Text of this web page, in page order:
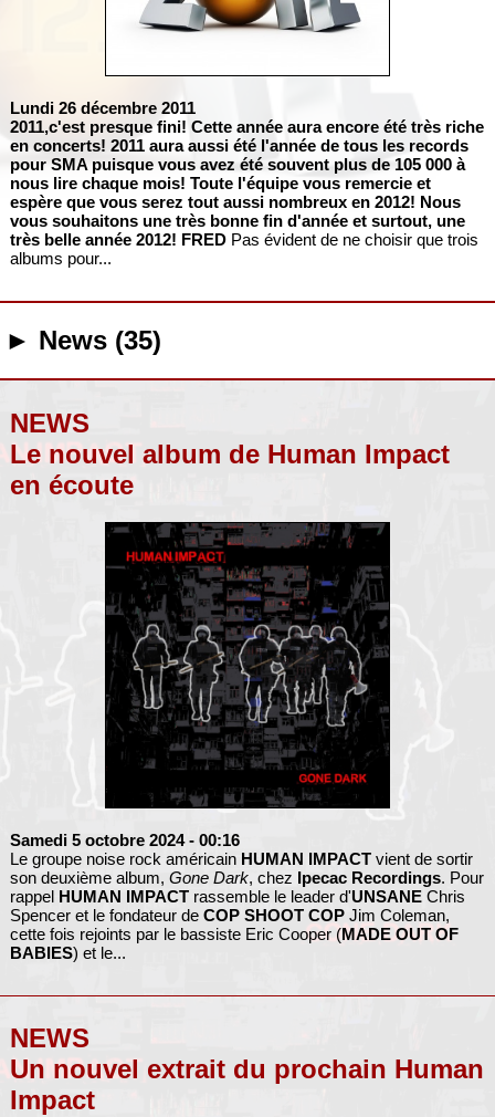
Lundi 26 décembre 2011
2011,c'est presque fini! Cette année aura encore été très riche
en concerts! 2011 aura aussi été l'année de tous les records
pour SMA puisque vous avez été souvent plus de 105 000 à
nous lire chaque mois! Toute l'équipe vous remercie et
espère que vous serez tout aussi nombreux en 2012! Nous
vous souhaitons une très bonne fin d'année et surtout, une
très belle année 2012! FREDPas évident de ne choisir que trois
albums pour...
► News (35)
NEWS
Le nouvel album de Human Impact
en écoute
Samedi 5 octobre 2024 - 00:16
Le groupe noise rock américain HUMAN IMPACTvient de sortir
son deuxième album, Gone Dark, chez Ipecac Recordings. Pour
rappel HUMAN IMPACTrassemble le leader d'UNSANEChris
Spencer et le fondateur de COP SHOOT COPJim Coleman,
cette fois rejoints par le bassiste Eric Cooper (MADE OUT OF
BABIES) et le...
NEWS
Un nouvel extrait du prochain Human
Impact